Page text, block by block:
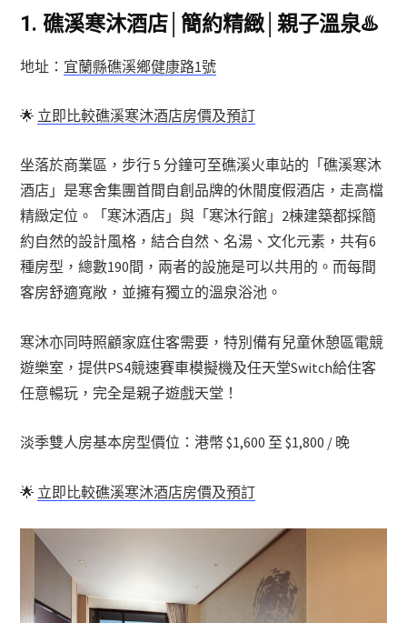
1. 礁溪寒沐酒店│簡約精緻│親子溫泉♨️
地址： 宜蘭縣礁溪鄉健康路1號
🌟 立即比較礁溪寒沐酒店房價及預訂
坐落於商業區，步行 5 分鐘可至礁溪火車站的「礁溪寒沐
酒店」是寒舍集團首間自創品牌的休閒度假酒店，走高檔
精緻定位。「寒沐酒店」與「寒沐行館」2棟建築都採簡
約自然的設計風格，結合自然、名湯、文化元素，共有6
種房型，總數190間，兩者的設施是可以共用的。而每間
客房舒適寬敞，並擁有獨立的溫泉浴池。
寒沐亦同時照顧家庭住客需要，特別備有兒童休憩區電競
遊樂室，提供PS4競速賽車模擬機及任天堂Switch給住客
任意暢玩，完全是親子遊戲天堂！
淡季雙人房基本房型價位：港幣 $1,600 至 $1,800 / 晚
🌟 立即比較礁溪寒沐酒店房價及預訂